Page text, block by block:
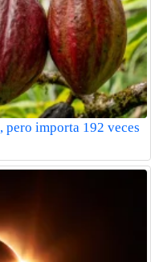
pero importa 192 veces